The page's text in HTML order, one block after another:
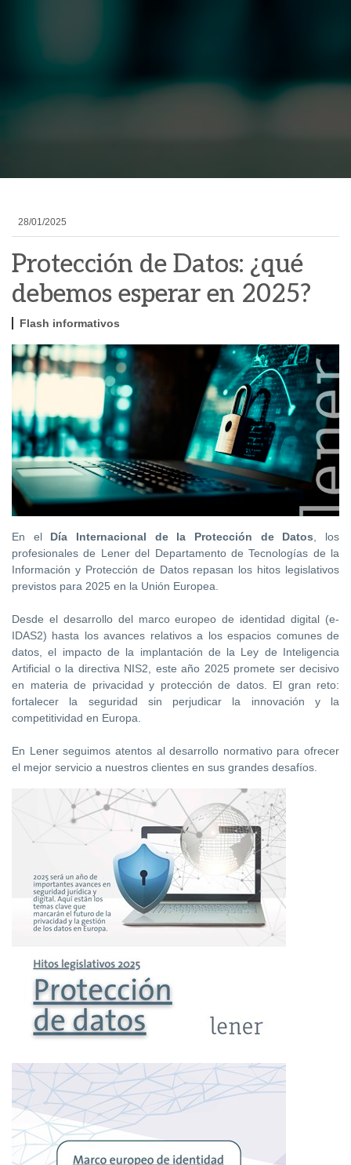
28/01/2025
Protección de Datos: ¿qué
debemos esperar en 2025?
Flash informativos
En el Día Internacional de la Protección de Datos , los
profesionales de Lener del Departamento de Tecnologías de la
Información y Protección de Datos repasan los hitos legislativos
previstos para 2025 en la Unión Europea.
Desde el desarrollo del marco europeo de identidad digital (e-
IDAS2) hasta los avances relativos a los espacios comunes de
datos, el impacto de la implantación de la Ley de Inteligencia
Artificial o la directiva NIS2, este año 2025 promete ser decisivo
en materia de privacidad y protección de datos. El gran reto:
fortalecer la seguridad sin perjudicar la innovación y la
competitividad en Europa.
En Lener seguimos atentos al desarrollo normativo para ofrecer
el mejor servicio a nuestros clientes en sus grandes desafíos.